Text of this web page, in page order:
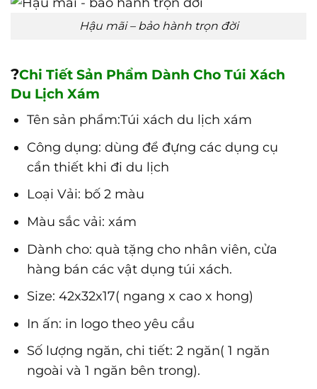
Hậu mãi – bảo hành trọn đời
?Chi Tiết Sản Phẩm Dành Cho Túi Xách
Du Lịch Xám
Tên sản phẩm:Túi xách du lịch xám
Công dụng: dùng để đựng các dụng cụ
cần thiết khi đi du lịch
Loại Vải: bố 2 màu
Màu sắc vải: xám
Dành cho: quà tặng cho nhân viên, cửa
hàng bán các vật dụng túi xách.
Size: 42x32x17( ngang x cao x hong)
In ấn: in logo theo yêu cầu
Số lượng ngăn, chi tiết: 2 ngăn( 1 ngăn
ngoài và 1 ngăn bên trong).